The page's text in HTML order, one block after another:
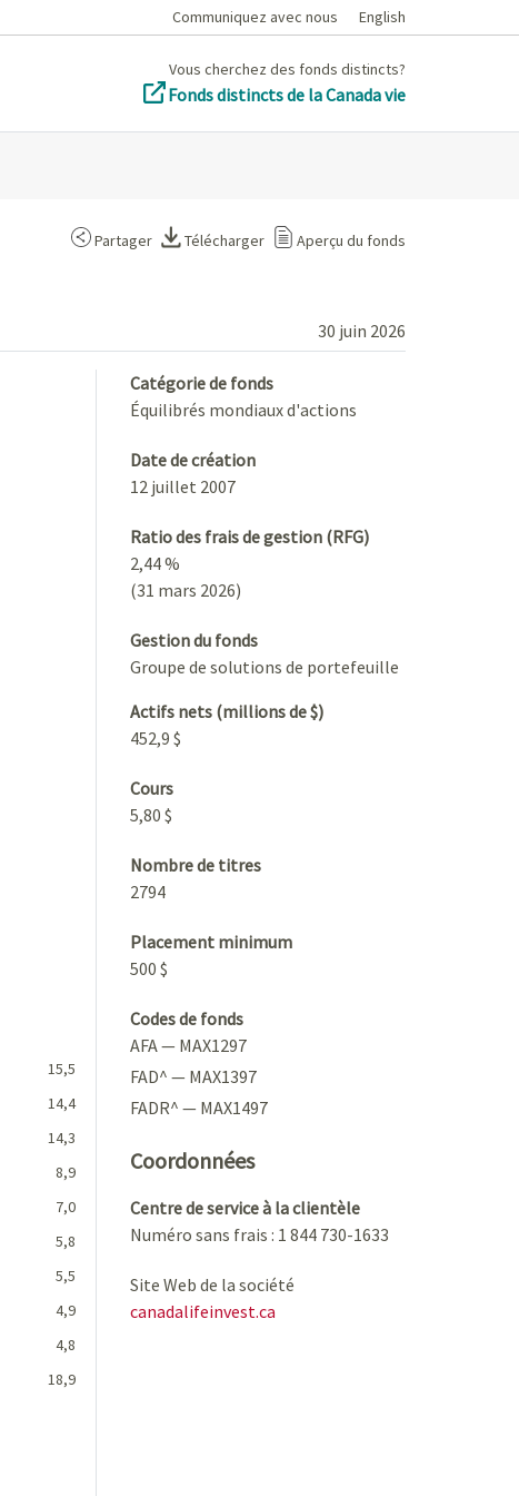
Communiquez avec nous English
Vous cherchez des fonds distincts?
Fonds distincts de la Canada vie
Partager Télécharger Aperçu du fonds
30 juin 2026
15,5
14,4
14,3
8,9
7,0
5,8
5,5
4,9
4,8
18,9
Catégorie de fonds
Équilibrés mondiaux d'actions
Date de création
12 juillet 2007
Ratio des frais de gestion (RFG)
2,44 %
(31 mars 2026)
Gestion du fonds
Groupe de solutions de portefeuille
Actifs nets (millions de $)
452,9 $
Cours
5,80 $
Nombre de titres
2794
Placement minimum
500 $
Codes de fonds
AFA — MAX1297
FAD^ — MAX1397
FADR^ — MAX1497
Coordonnées
Centre de service à la clientèle
Numéro sans frais : 1 844 730-1633
Site Web de la société
canadalifeinvest.ca